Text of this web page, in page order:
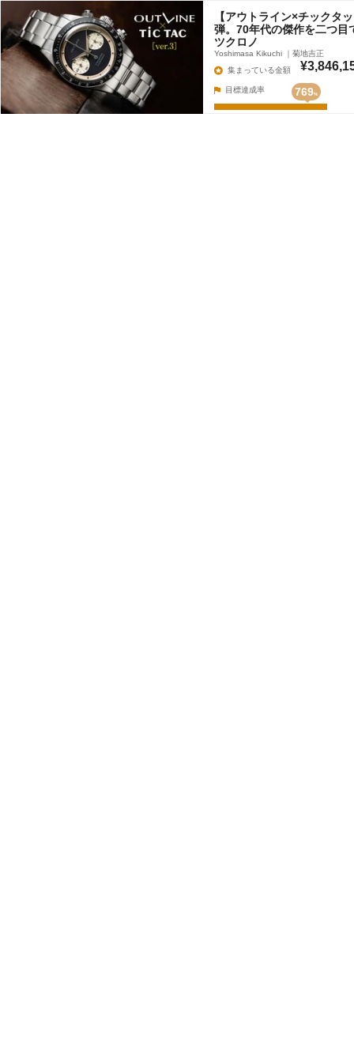
【アウトライン×チックタ
弾。70年代の傑作を二つ目
ツクロノ
Yoshimasa Kikuchi ｜菊地吉正
集まっている金額
目標達成率 769%